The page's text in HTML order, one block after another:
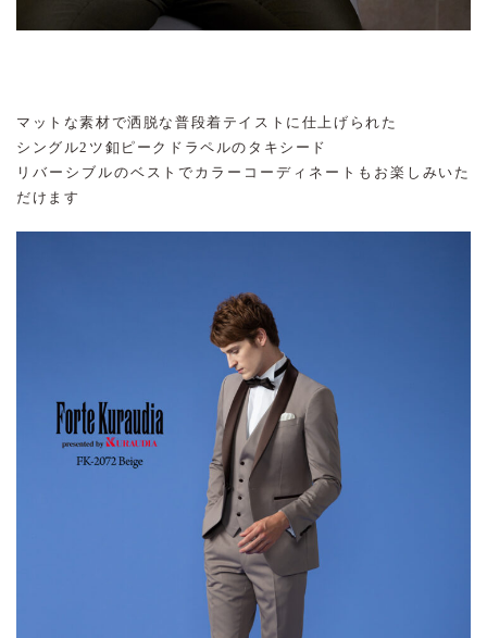
マットな素材で洒脱な普段着テイストに仕上げられた
シングル2ツ釦ピークドラペルのタキシード
リバーシブルのベストでカラーコーディネートもお楽しみいた
だけます